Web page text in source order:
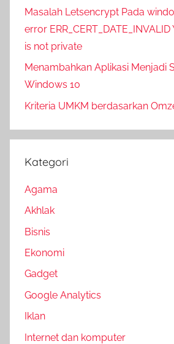
Masalah Letsencrypt Pada
error
is not private
Menambahkan Aplikasi Menjadi
Windows 10
Kriteria UMKM berdasarkan
Kategori
Agama
Akhlak
Bisnis
Ekonomi
Gadget
Google Analytics
Iklan
Internet dan komputer